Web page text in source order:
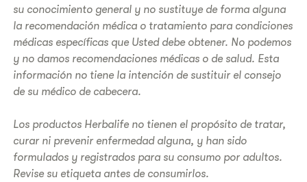
su conocimiento general y no sustituye de forma alguna
la recomendación médica o tratamiento para condiciones
médicas específicas que Usted debe obtener. No podemos
y no damos recomendaciones médicas o de salud. Esta
información no tiene la intención de sustituir el consejo
de su médico de cabecera.
Los productos Herbalife no tienen el propósito de tratar,
curar ni prevenir enfermedad alguna, y han sido
formulados y registrados para su consumo por adultos.
Revise su etiqueta antes de consumirlos.